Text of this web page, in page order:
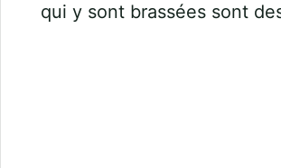
qui y sont brassées sont